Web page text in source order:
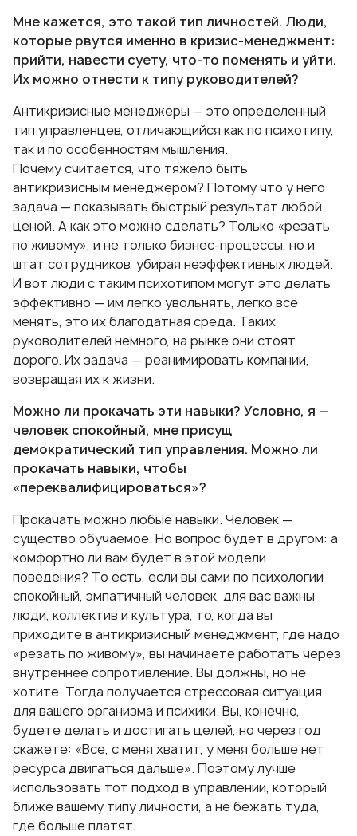
Мне кажется, это такой тип личностей. Люди,
которые рвутся именно в кризис-менеджмент:
прийти, навести суету, что-то поменять и уйти.
Их можно отнести к типу руководителей?
Антикризисные менеджеры — это определенный
тип управленцев, отличающийся как по психотипу,
так и по особенностям мышления.
Почему считается, что тяжело быть
антикризисным менеджером? Потому что у него
задача — показывать быстрый результат любой
ценой. А как это можно сделать? Только «резать
по живому», и не только бизнес-процессы, но и
штат сотрудников, убирая неэффективных людей.
И вот люди с таким психотипом могут это делать
эффективно — им легко увольнять, легко всё
менять, это их благодатная среда. Таких
руководителей немного, на рынке они стоят
дорого. Их задача — реанимировать компании,
возвращая их к жизни.
Можно ли прокачать эти навыки? Условно, я —
человек спокойный, мне присущ
демократический тип управления. Можно ли
прокачать навыки, чтобы
«переквалифицироваться»?
Прокачать можно любые навыки. Человек —
существо обучаемое. Но вопрос будет в другом: а
комфортно ли вам будет в этой модели
поведения? То есть, если вы сами по психологии
спокойный, эмпатичный человек, для вас важны
люди, коллектив и культура, то, когда вы
приходите в антикризисный менеджмент, где надо
«резать по живому», вы начинаете работать через
внутреннее сопротивление. Вы должны, но не
хотите. Тогда получается стрессовая ситуация
для вашего организма и психики. Вы, конечно,
будете делать и достигать целей, но через год
скажете: «Все, с меня хватит, у меня больше нет
ресурса двигаться дальше». Поэтому лучше
использовать тот подход в управлении, который
ближе вашему типу личности, а не бежать туда,
где больше платят.